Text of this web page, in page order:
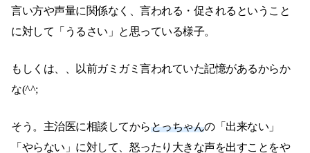
言い方や声量に関係なく、言われる・促されるということ
に対して「うるさい」と思っている様子。
もしくは、、以前ガミガミ言われていた記憶があるからか
な(^^;
そう。主治医に相談してからとっちゃんの「出来ない」
「やらない」に対して、怒ったり大きな声を出すことをや